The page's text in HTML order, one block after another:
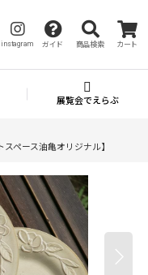
instagram ガイド 商品検索 カート
展覧会でえらぶ
ペース油亀オリジナル】